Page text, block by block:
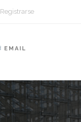
Registrarse
EMAIL